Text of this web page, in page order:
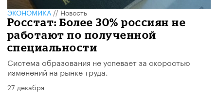
ЭКОНОМИКА//Новость
Росстат: Более 30% россиян не
работают по полученной
специальности
Система образования не успевает за скоростью
изменений на рынке труда.
27 декабря